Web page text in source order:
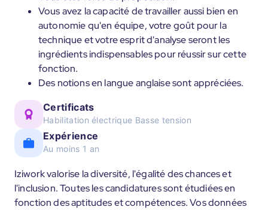
Vous avez la capacité de travailler aussi bien en
autonomie qu'en équipe, votre goût pour la
technique et votre esprit d'analyse seront les
ingrédients indispensables pour réussir sur cette
fonction.
Des notions en langue anglaise sont appréciées.
Certificats
Habilitation électrique Basse tension
Expérience
Au moins 1 an
Iziwork valorise la diversité, l'égalité des chances et
l'inclusion. Toutes les candidatures sont étudiées en
fonction des aptitudes et compétences. Vos données